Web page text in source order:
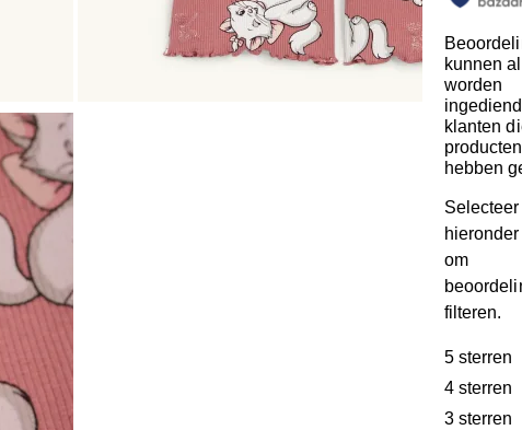
kunnen
worden
klanten
producten
hebben
Selecteer
om
filteren.
5 sterren
4 sterren
3 sterren